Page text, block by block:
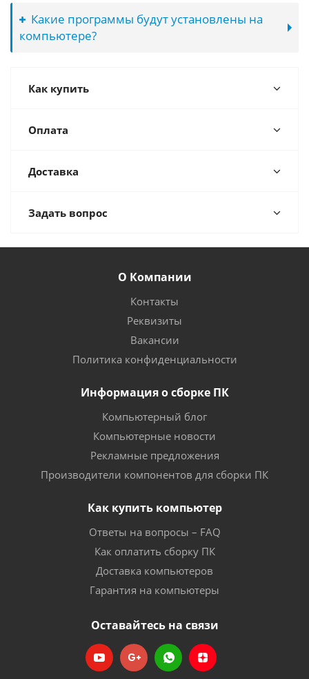
Какие программы будут установлены на
компьютере?
Как купить
Оплата
Доставка
Задать вопрос
О Компании
Контакты
Реквизиты
Вакансии
Политика конфиденциальности
Информация о сборке ПК
Компьютерный блог
Компьютерные новости
Рекламные предложения
Производители компонентов для сборки ПК
Как купить компьютер
Ответы на вопросы – FAQ
Как оплатить сборку ПК
Доставка компьютеров
Гарантия на компьютеры
Оставайтесь на связи